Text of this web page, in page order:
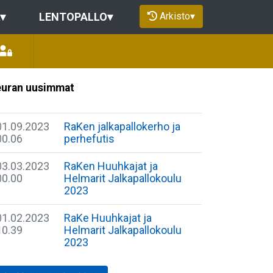
▾ LENTOPALLO▾ Arkisto▾
uusimmat
RaKen jalkapallokerho ja
perhefutis
RaKen Huuhkajat ja
Helmarit Jalkapallokoulu
2023
RaKe Huuhkajat ja
Helmarit Jalkapallokoulu
2023